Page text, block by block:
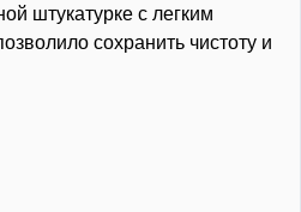
штукатурке с легким
сохранить чистоту и